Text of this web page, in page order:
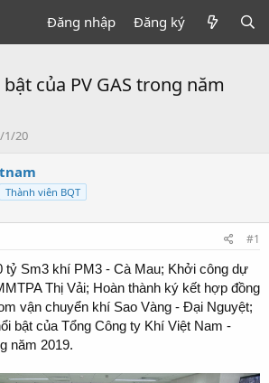
Đăng nhập Đăng ký
của PV GAS trong năm
1/20
Thành viên BQT
#1
tỷ Sm3 khí PM3 - Cà Mau; Khởi công dự
Thị Vải; Hoàn thành ký kết hợp đồng
vận chuyển khí Sao Vàng - Đại Nguyệt;
bật của Tổng Công ty Khí Việt Nam -
năm 2019.